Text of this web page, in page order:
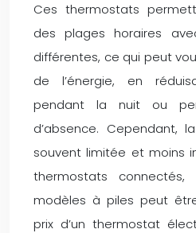
Ces thermostats
des plages horaires
différentes, ce qui peut
de l’énergie, en
pendant la nuit ou
d’absence. Cependant,
souvent limitée et moins
thermostats
modèles à piles peut
prix d’un thermostat